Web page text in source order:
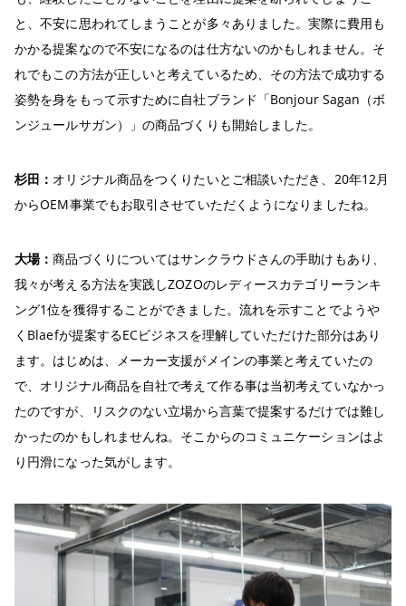
と、不安に思われてしまうことが多々ありました。実際に費用も
かかる提案なので不安になるのは仕方ないのかもしれません。そ
れでもこの方法が正しいと考えているため、その方法で成功する
姿勢を身をもって示すために自社ブランド「Bonjour Sagan（ボ
ンジュールサガン）」の商品づくりも開始しました。
杉田： オリジナル商品をつくりたいとご相談いただき、20年12月
からOEM事業でもお取引させていただくようになりましたね。
大場：商品づくりについてはサンクラウドさんの手助けもあり、
我々が考える方法を実践しZOZOのレディースカテゴリーランキ
ング1位を獲得することができました。流れを示すことでようや
くBlaefが提案するECビジネスを理解していただけた部分はあり
ます。はじめは、メーカー支援がメインの事業と考えていたの
で、オリジナル商品を自社で考えて作る事は当初考えていなかっ
たのですが、リスクのない立場から言葉で提案するだけでは難し
かったのかもしれませんね。そこからのコミュニケーションはよ
り円滑になった気がします。